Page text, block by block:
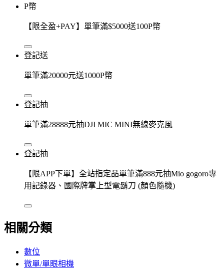
P幣
【限全盈+PAY】單筆滿$5000送100P幣
登記送
單筆滿20000元送1000P幣
登記抽
單筆滿28888元抽DJI MIC MINI無線麥克風
登記抽
【限APP下單】全站指定品單筆滿888元抽Mio gogoro專
用記錄器、國際牌掌上型電鬍刀 (顏色隨機)
相關分類
數位
微單/單眼相機